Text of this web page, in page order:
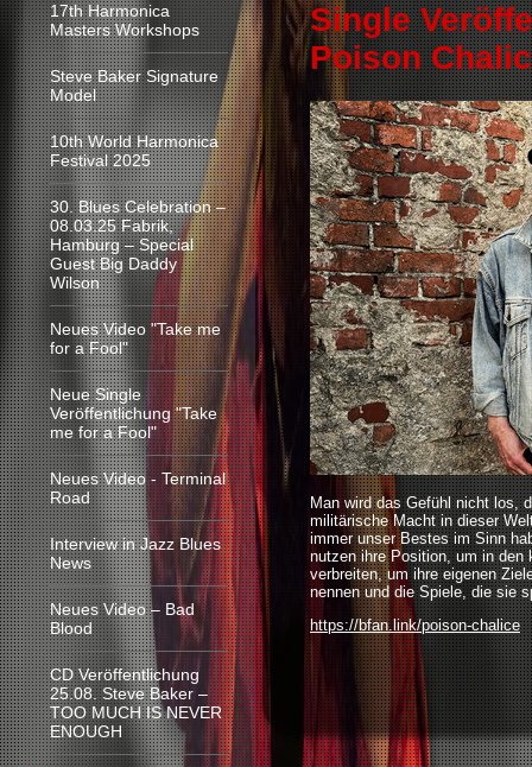
17th Harmonica
Masters Workshops
Steve Baker Signature
Model
10th World Harmonica
Festival 2025
30. Blues Celebration –
08.03.25 Fabrik,
Hamburg – Special
Guest Big Daddy
Wilson
Neues Video "Take me
for a Fool"
Neue Single
Veröffentlichung "Take
me for a Fool"
Neues Video - Terminal
Road
Interview in Jazz Blues
News
Neues Video – Bad
Blood
CD Veröffentlichung
25.08. Steve Baker –
TOO MUCH IS NEVER
ENOUGH
Single
Poison
Man wird das Gefühl nicht los,
militärische Macht in dieser
immer unser Bestes im Sinn
nutzen ihre Position, um in den
verbreiten, um ihre eigenen
nennen und die Spiele, die sie
https://bfan.link/poison-chalice